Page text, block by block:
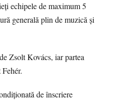
echipele de maximum 5
generală plin de muzică și
Zsolt Kovács, iar partea
de înscriere